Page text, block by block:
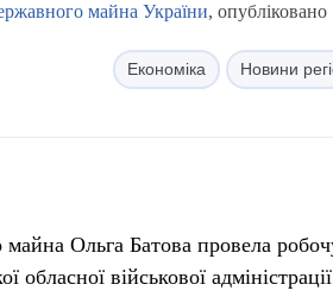
майна України,
Економіка Новини
Ольга Батова провела
військової